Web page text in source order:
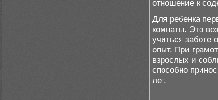
отношение к
Для ребенка
комнаты. Это
учиться заботе
опыт. При
взрослых и
способно
лет.